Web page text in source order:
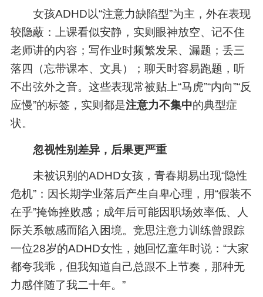
女孩ADHD以“注意力缺陷型”为主，外在表现
较隐蔽：上课看似安静，实则眼神放空、记不住
老师讲的内容；写作业时频繁发呆、漏题；丢三
落四（忘带课本、文具）；聊天时容易跑题，听
不出弦外之音。这些表现常被贴上“马虎”“内向”“反
应慢”的标签，实则都是注意力不集中的典型症
状。
忽视性别差异，后果更严重
未被识别的ADHD女孩，青春期易出现“隐性
危机”：因长期学业落后产生自卑心理，用“假装不
在乎”掩饰挫败感；成年后可能因职场效率低、人
际关系敏感而陷入困境。竞思注意力训练曾跟踪
一位28岁的ADHD女性，她回忆童年时说：“大家
都夸我乖，但我知道自己总跟不上节奏，那种无
力感伴随了我二十年。”